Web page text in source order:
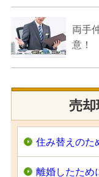
両手
意！
売
住み替えのた
離婚したため